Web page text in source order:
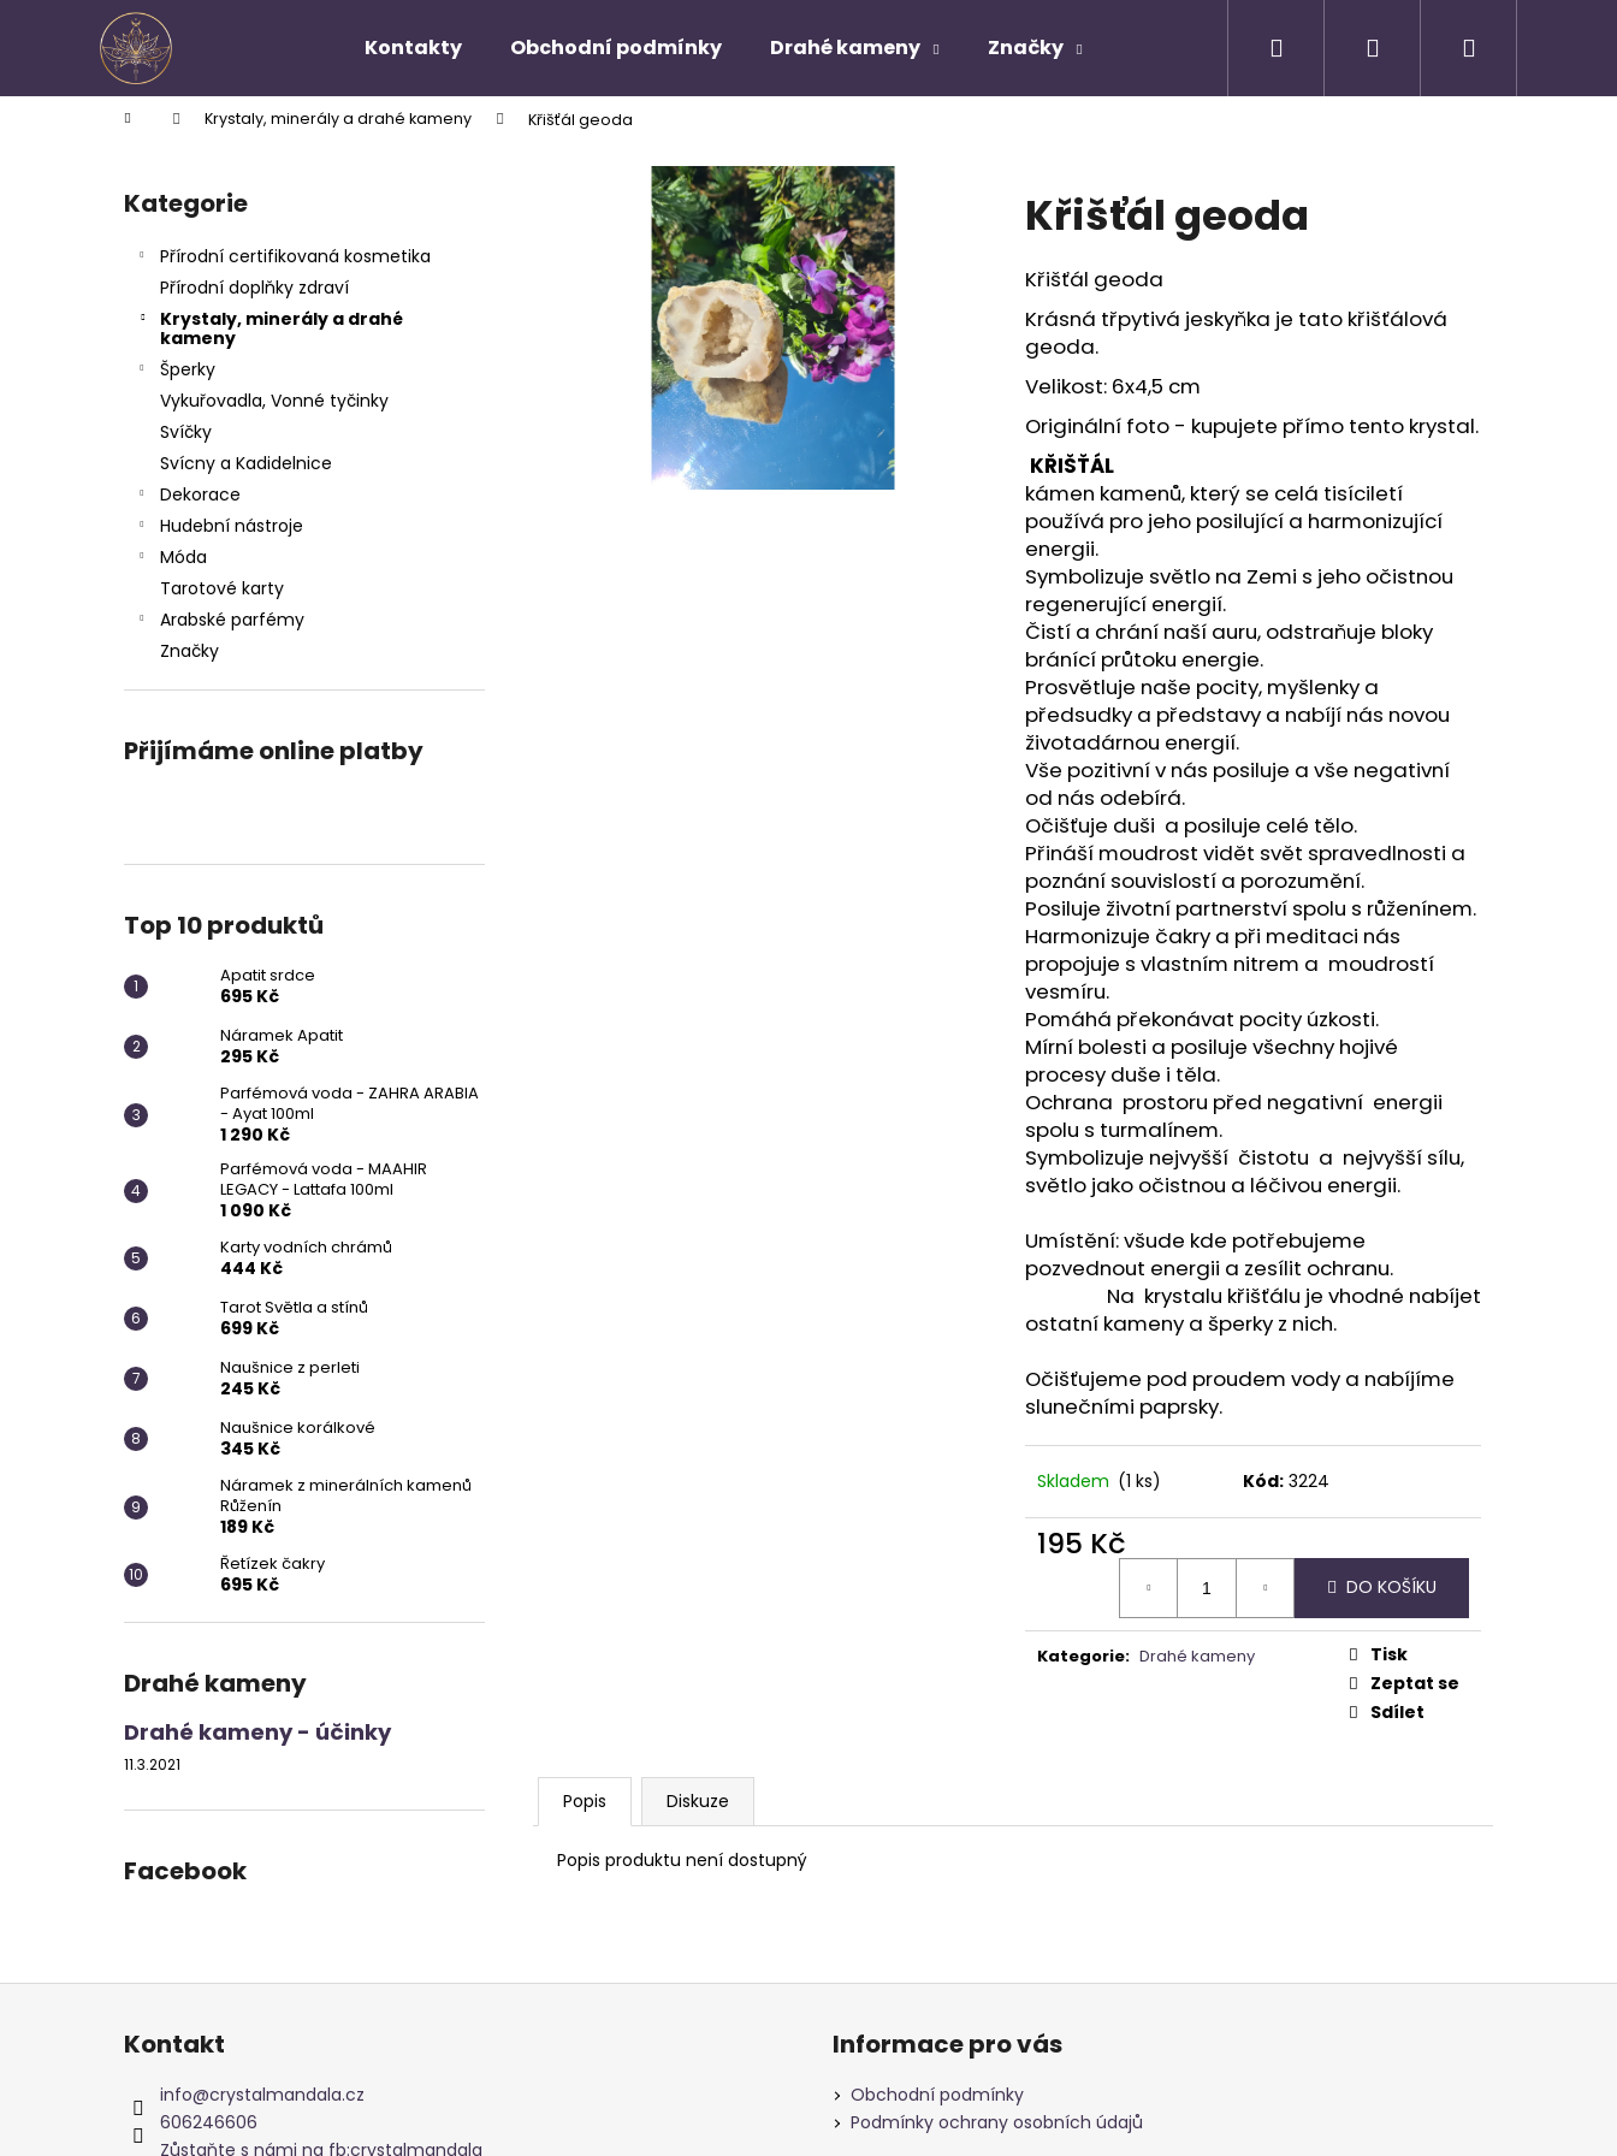
Kontakty Obchodní podmínky Drahé kameny Značky Přihlášení
Domů Krystaly, minerály a drahé kameny Křišťál geoda
Přeskočit
kategorie
Kategorie
Přírodní certifikovaná kosmetika
Přírodní doplňky zdraví
Krystaly, minerály a drahé
kameny
Šperky
Vykuřovadla, Vonné tyčinky
Svíčky
Svícny a Kadidelnice
Dekorace
Hudební nástroje
Móda
Tarotové karty
Arabské parfémy
Značky
Přijímáme online platby
Top 10 produktů
Apatit srdce
695 Kč
Náramek Apatit
295 Kč
Parfémová voda - ZAHRA ARABIA
- Ayat 100ml
1 290 Kč
Parfémová voda - MAAHIR
LEGACY - Lattafa 100ml
1 090 Kč
Karty vodních chrámů
444 Kč
Tarot Světla a stínů
699 Kč
Naušnice z perleti
245 Kč
Naušnice korálkové
345 Kč
Náramek z minerálních kamenů
Růženín
189 Kč
Řetízek čakry
695 Kč
Drahé kameny
Drahé kameny - účinky
11.3.2021
Facebook
Křišťál geoda
Křišťál geoda
Krásná třpytivá jeskyňka je tato křišťálová
geoda.
Velikost: 6x4,5 cm
Originální foto - kupujete přímo tento krystal.
KŘIŠŤÁL
kámen kamenů, který se celá tisíciletí
používá pro jeho posilující a harmonizující
energii.
Symbolizuje světlo na Zemi s jeho očistnou
regenerující energií.
Čistí a chrání naší auru, odstraňuje bloky
bránící průtoku energie.
Prosvětluje naše pocity, myšlenky a
předsudky a představy a nabíjí nás novou
životadárnou energií.
Vše pozitivní v nás posiluje a vše negativní
od nás odebírá.
Očišťuje duši a posiluje celé tělo.
Přináší moudrost vidět svět spravedlnosti a
poznání souvislostí a porozumění.
Posiluje životní partnerství spolu s růženínem.
Harmonizuje čakry a při meditaci nás
propojuje s vlastním nitrem a moudrostí
vesmíru.
Pomáhá překonávat pocity úzkosti.
Mírní bolesti a posiluje všechny hojivé
procesy duše i těla.
Ochrana prostoru před negativní energii
spolu s turmalínem.
Symbolizuje nejvyšší čistotu a nejvyšší sílu,
světlo jako očistnou a léčivou energii.
Umístění: všude kde potřebujeme
pozvednout energii a zesílit ochranu.
Na krystalu křišťálu je vhodné nabíjet
ostatní kameny a šperky z nich.
Očišťujeme pod proudem vody a nabíjíme
slunečními paprsky.
Skladem (1 ks) Kód: 3224
195 Kč
DO KOŠÍKU
Kategorie: Drahé kameny
Tisk
Zeptat se
Sdílet
Popis Diskuze
Popis produktu není dostupný
í
Zpět
do
Zpět
do
Co potřebujete najít?
HLEDAT
Doporučujeme
APATIT SRDCE
695 Kč
PARFÉMOVÁ VODA - ZAHRA ARABIA -
AYAT 100ML
Z
Kontakt
info@crystalmandala.cz
606246606
Zůstaňte s námi na fb:crystalmandala
Informace pro vás
Obchodní podmínky
Podmínky ochrany osobních údajů